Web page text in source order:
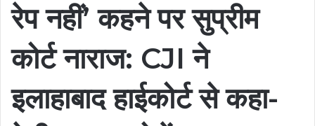
रेप नहीं’ कहने पर सुप्रीम
कोर्ट नाराज: CJI ने
इलाहाबाद हाईकोर्ट से कहा-